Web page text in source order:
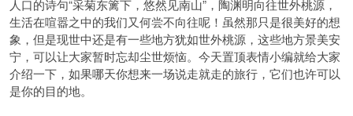
人口的诗句“采菊东篱下，悠然见南山”，陶渊明向往世外桃源，
生活在喧嚣之中的我们又何尝不向往呢！虽然那只是很美好的想
象，但是现世中还是有一些地方犹如世外桃源，这些地方景美安
宁，可以让大家暂时忘却尘世烦恼。今天置顶表情小编就给大家
介绍一下，如果哪天你想来一场说走就走的旅行，它们也许可以
是你的目的地。